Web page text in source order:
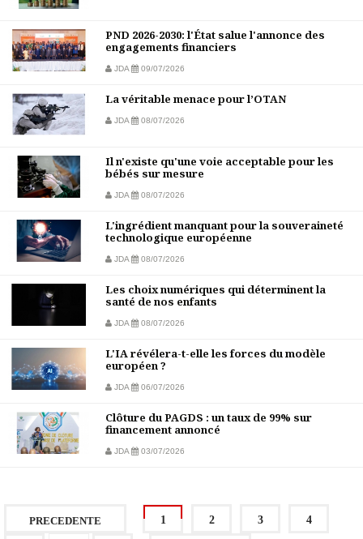
PND 2026-2030: l'État salue l'annonce des
engagements financiers
JDA 09/07/2026
La véritable menace pour l’OTAN
JDA 08/07/2026
Il n'existe qu'une voie acceptable pour les
bébés sur mesure
JDA 08/07/2026
L'ingrédient manquant pour la souveraineté
technologique européenne
JDA 08/07/2026
Les choix numériques qui déterminent la
santé de nos enfants
JDA 08/07/2026
L'IA révélera-t-elle les forces du modèle
européen ?
JDA 06/07/2026
Clôture du PAGDS : un taux de 99% sur
financement annoncé
JDA 03/07/2026
PRECEDENTE 1 2 3 4